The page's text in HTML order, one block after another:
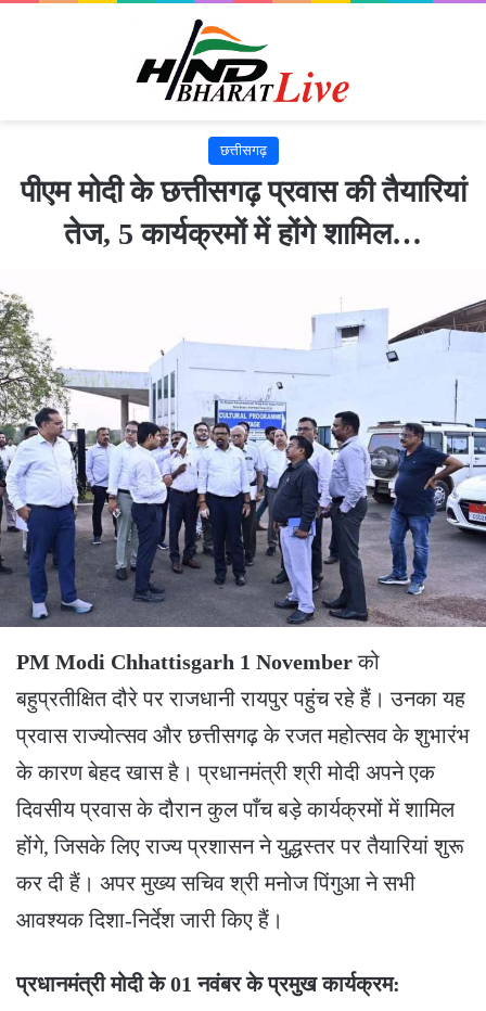
छत्तीसगढ़
पीएम मोदी के छत्तीसगढ़ प्रवास की तैयारियां
तेज, 5 कार्यक्रमों में होंगे शामिल…
PM Modi Chhattisgarh 1 Novemberको
बहुप्रतीक्षित दौरे पर राजधानी रायपुर पहुंच रहे हैं। उनका यह
प्रवास राज्योत्सव और छत्तीसगढ़ के रजत महोत्सव के शुभारंभ
के कारण बेहद खास है। प्रधानमंत्री श्री मोदी अपने एक
दिवसीय प्रवास के दौरान कुल पाँच बड़े कार्यक्रमों में शामिल
होंगे, जिसके लिए राज्य प्रशासन ने युद्धस्तर पर तैयारियां शुरू
कर दी हैं। अपर मुख्य सचिव श्री मनोज पिंगुआ ने सभी
आवश्यक दिशा-निर्देश जारी किए हैं।
प्रधानमंत्री मोदी के 01 नवंबर के प्रमुख कार्यक्रम: